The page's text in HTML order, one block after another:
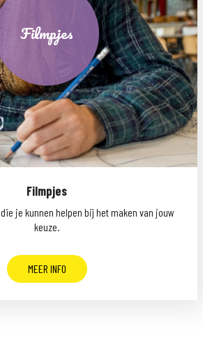
Filmpjes
Filmpjes
je kunnen helpen bij het maken van jouw
keuze.
MEER INFO